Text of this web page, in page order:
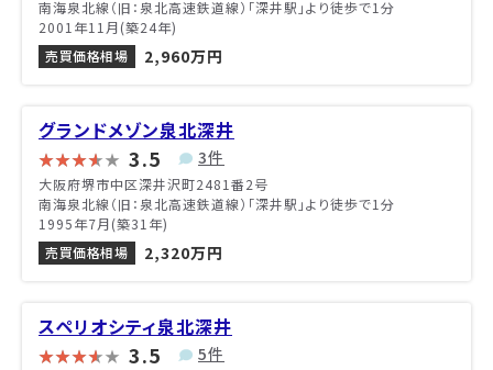
南海泉北線（旧：泉北高速鉄道線）「深井駅」より徒歩で1分
2001年11月(築24年)
売買価格相場
2,960万円
グランドメゾン泉北深井
3.5 3件
大阪府堺市中区深井沢町2481番2号
南海泉北線（旧：泉北高速鉄道線）「深井駅」より徒歩で1分
1995年7月(築31年)
売買価格相場
2,320万円
スペリオシティ泉北深井
3.5 5件